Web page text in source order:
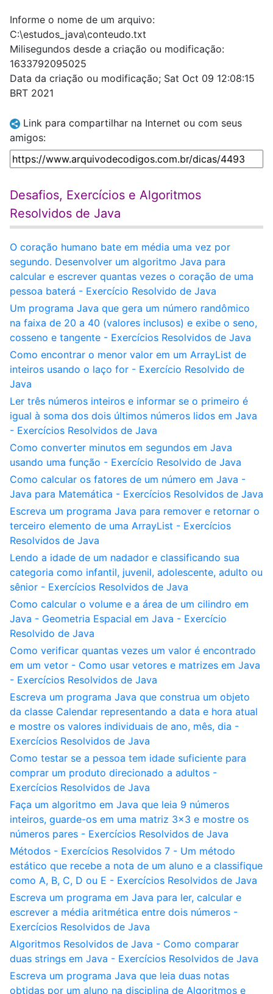
Informe o nome de um arquivo:
C:\estudos_java\conteudo.txt
Milisegundos desde a criação ou modificação:
1633792095025
Data da criação ou modificação; Sat Oct 09 12:08:15
BRT 2021
Link para compartilhar na Internet ou com seus
amigos:
Desafios, Exercícios e Algoritmos
Resolvidos de Java
O coração humano bate em média uma vez por
segundo. Desenvolver um algoritmo Java para
calcular e escrever quantas vezes o coração de uma
pessoa baterá - Exercício Resolvido de Java
Um programa Java que gera um número randômico
na faixa de 20 a 40 (valores inclusos) e exibe o seno,
cosseno e tangente - Exercícios Resolvidos de Java
Como encontrar o menor valor em um ArrayList de
inteiros usando o laço for - Exercício Resolvido de
Java
Ler três números inteiros e informar se o primeiro é
igual à soma dos dois últimos números lidos em Java
- Exercícios Resolvidos de Java
Como converter minutos em segundos em Java
usando uma função - Exercício Resolvido de Java
Como calcular os fatores de um número em Java -
Java para Matemática - Exercícios Resolvidos de Java
Escreva um programa Java para remover e retornar o
terceiro elemento de uma ArrayList - Exercícios
Resolvidos de Java
Lendo a idade de um nadador e classificando sua
categoria como infantil, juvenil, adolescente, adulto ou
sênior - Exercícios Resolvidos de Java
Como calcular o volume e a área de um cilindro em
Java - Geometria Espacial em Java - Exercício
Resolvido de Java
Como verificar quantas vezes um valor é encontrado
em um vetor - Como usar vetores e matrizes em Java
- Exercícios Resolvidos de Java
Escreva um programa Java que construa um objeto
da classe Calendar representando a data e hora atual
e mostre os valores individuais de ano, mês, dia -
Exercícios Resolvidos de Java
Como testar se a pessoa tem idade suficiente para
comprar um produto direcionado a adultos -
Exercícios Resolvidos de Java
Faça um algoritmo em Java que leia 9 números
inteiros, guarde-os em uma matriz 3x3 e mostre os
números pares - Exercícios Resolvidos de Java
Métodos - Exercícios Resolvidos 7 - Um método
estático que recebe a nota de um aluno e a classifique
como A, B, C, D ou E - Exercícios Resolvidos de Java
Escreva um programa em Java para ler, calcular e
escrever a média aritmética entre dois números -
Exercícios Resolvidos de Java
Algoritmos Resolvidos de Java - Como comparar
duas strings em Java - Exercícios Resolvidos de Java
Escreva um programa Java que leia duas notas
obtidas por um aluno na disciplina de Algoritmos e